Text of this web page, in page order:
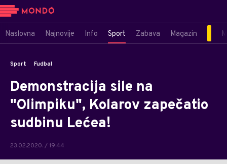
Naslovna Najnovije Info Sport Zabava Magazin
Sport Fudbal
Demonstracija sile na
"Olimpiku", Kolarov zapečatio
sudbinu Lećea!
23.02.2020. / 19:44